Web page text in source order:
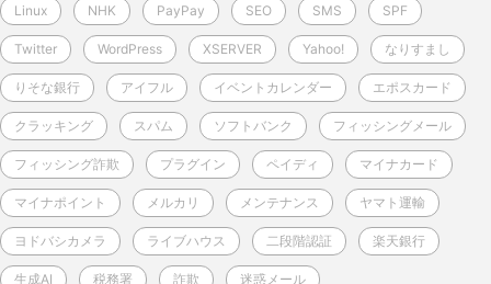
Linux NHK PayPay SEO SMS SPF
Twitter WordPress XSERVER Yahoo! なりすまし
りそな銀行 アイフル イベントカレンダー エポスカード
クラッキング スパム ソフトバンク フィッシングメール
フィッシング詐欺 プラグイン ペイディ マイナカード
マイナポイント メルカリ メンテナンス ヤマト運輸
ヨドバシカメラ ライブハウス 二段階認証 楽天銀行
生成AI 税務署 詐欺 迷惑メール